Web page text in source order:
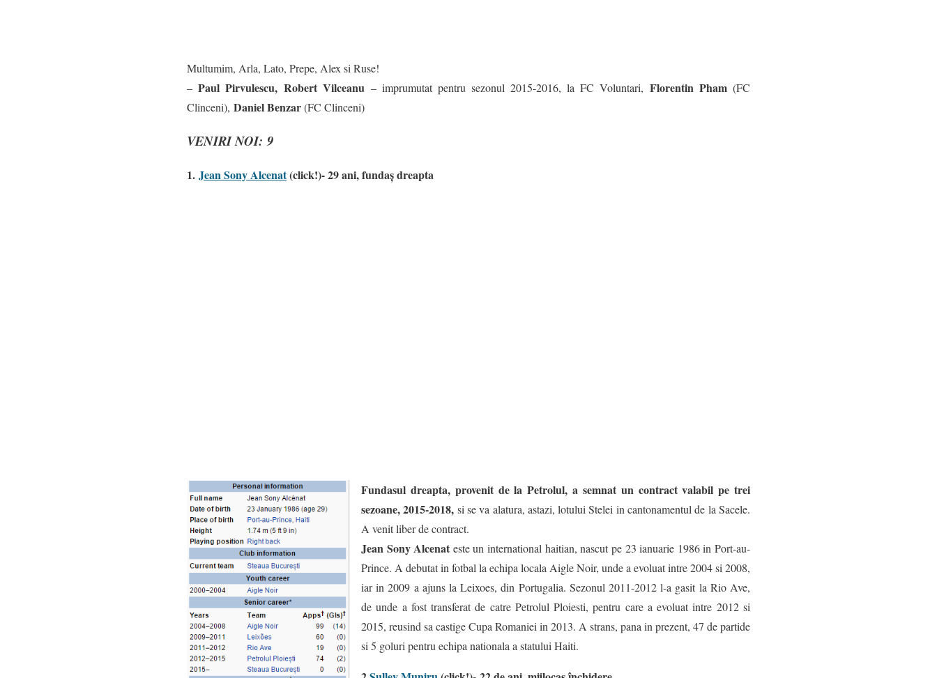
Multumim, Arla, Lato, Prepe, Alex si Ruse!
– Paul Pirvulescu, Robert Vilceanu – imprumutat pentru sezonul 2015-2016, la FC Voluntari, Florentin Pham (FC
Clinceni), Daniel Benzar(FC Clinceni)
VENIRI NOI: 9
1. Jean Sony Alcenat(click!)- 29 ani, fundaș dreapta
Fundasul dreapta, provenit de la Petrolul, a semnat un contract valabil pe trei
sezoane, 2015-2018, si se va alatura, astazi, lotului Stelei in cantonamentul de la Sacele.
A venit liber de contract.
Jean Sony Alcenat este un international haitian, nascut pe 23 ianuarie 1986 in Port-au-
Prince. A debutat in fotbal la echipa locala Aigle Noir, unde a evoluat intre 2004 si 2008,
iar in 2009 a ajuns la Leixoes, din Portugalia. Sezonul 2011-2012 l-a gasit la Rio Ave,
de unde a fost transferat de catre Petrolul Ploiesti, pentru care a evoluat intre 2012 si
2015, reusind sa castige Cupa Romaniei in 2013. A strans, pana in prezent, 47 de partide
si 5 goluri pentru echipa nationala a statului Haiti.